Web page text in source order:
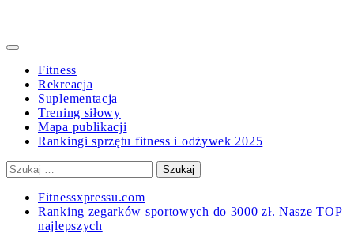
Primary
Fitness
Rekreacja
Suplementacja
Trening siłowy
Mapa publikacji
Rankingi sprzętu fitness i odżywek 2025
Szukaj:
Fitnessxpressu.com
Ranking zegarków sportowych do 3000 zł. Nasze TOP
najlepszych